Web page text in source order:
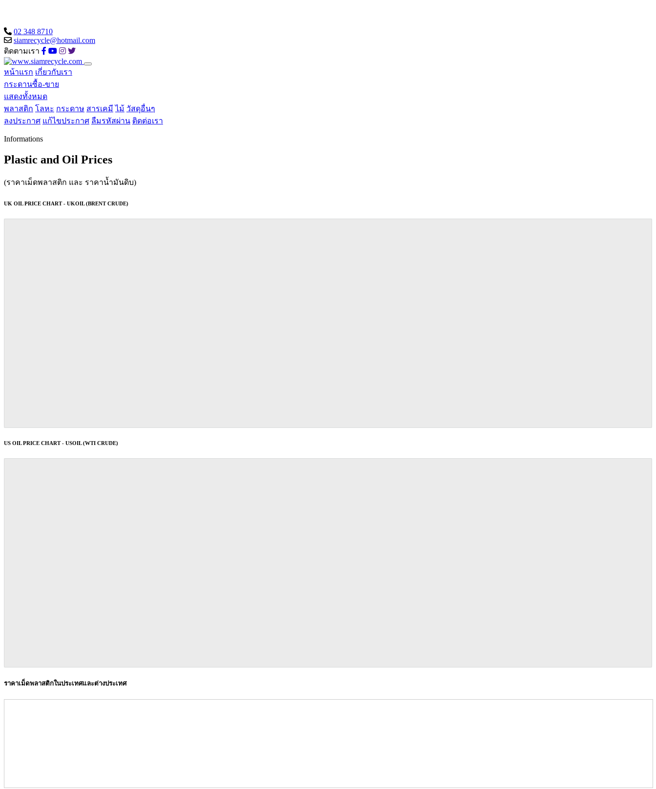
02 348 8710
siamrecycle@hotmail.com
ติดตามเรา
หน้าแรก เกี่ยวกับเรา
กระดานซื้อ-ขาย
แสดงทั้งหมด
พลาสติก โลหะ กระดาษ สารเคมี ไม้ วัสดุอื่นๆ
ลงประกาศ แก้ไขประกาศ ลืมรหัสผ่าน ติดต่อเรา
Informations
Plastic and Oil Prices
(ราคาเม็ดพลาสติก และ ราคาน้ำมันดิบ)
UK OIL PRICE CHART - UKOIL (BRENT CRUDE)
US OIL PRICE CHART - USOIL (WTI CRUDE)
ราคาเม็ดพลาสติกในประเทศและต่างประเทศ